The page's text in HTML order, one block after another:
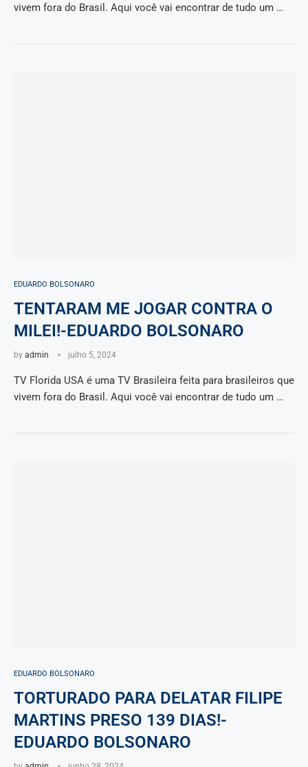
vivem fora do Brasil. Aqui você vai encontrar de tudo um …
EDUARDO BOLSONARO
TENTARAM ME JOGAR CONTRA O
MILEI!-EDUARDO BOLSONARO
by admin julho 5, 2024
TV Florida USA é uma TV Brasileira feita para brasileiros que
vivem fora do Brasil. Aqui você vai encontrar de tudo um …
EDUARDO BOLSONARO
TORTURADO PARA DELATAR FILIPE
MARTINS PRESO 139 DIAS!-
EDUARDO BOLSONARO